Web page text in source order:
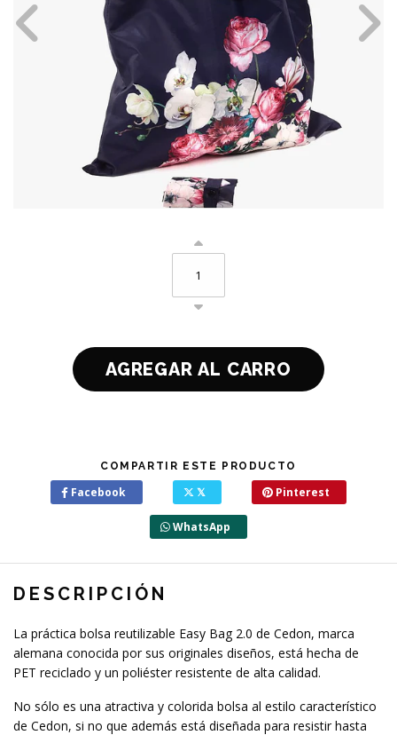
COMPARTIR ESTE PRODUCTO
Facebook 𝕏 Pinterest
WhatsApp
DESCRIPCIÓN
La práctica bolsa reutilizable Easy Bag 2.0 de Cedon, marca
alemana conocida por sus originales diseños, está hecha de
PET reciclado y un poliéster resistente de alta calidad.
No sólo es una atractiva y colorida bolsa al estilo característico
de Cedon, si no que además está diseñada para resistir hasta